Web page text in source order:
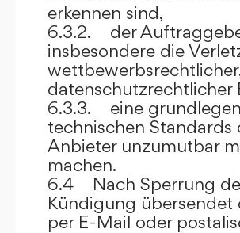
erkennen sind,
6.3.2. der
insbesondere die
datenschutzrechtlicher
6.3.3. eine
technischen Standards
Anbieter unzumutbar
machen.
6.4 Nach Sperrung
Kündigung
per E-Mail oder